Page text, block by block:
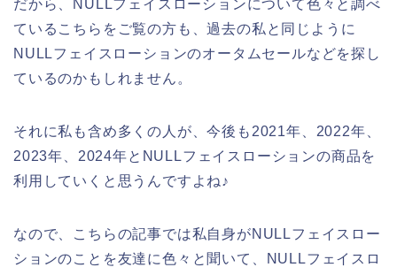
だから、NULLフェイスローションについて色々と調べ
ているこちらをご覧の方も、過去の私と同じように
NULLフェイスローションのオータムセールなどを探し
ているのかもしれません。
それに私も含め多くの人が、今後も2021年、2022年、
2023年、2024年とNULLフェイスローションの商品を
利用していくと思うんですよね♪
なので、こちらの記事では私自身がNULLフェイスロー
ションのことを友達に色々と聞いて、NULLフェイスロ